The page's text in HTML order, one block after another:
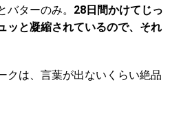
ターのみ。 28日間かけてじっ
ッと凝縮されているので、それ
クは、言葉が出ないくらい絶品